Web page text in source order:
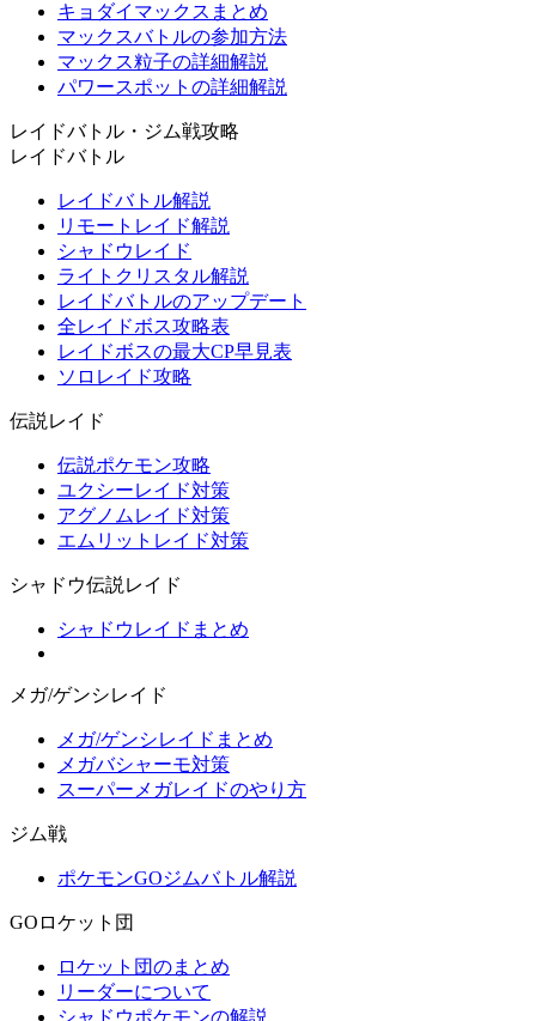
キョダイマックスまとめ
マックスバトルの参加方法
マックス粒子の詳細解説
パワースポットの詳細解説
レイドバトル・ジム戦攻略
レイドバトル
レイドバトル解説
リモートレイド解説
シャドウレイド
ライトクリスタル解説
レイドバトルのアップデート
全レイドボス攻略表
レイドボスの最大CP早見表
ソロレイド攻略
伝説レイド
伝説ポケモン攻略
ユクシーレイド対策
アグノムレイド対策
エムリットレイド対策
シャドウ伝説レイド
シャドウレイドまとめ
メガ/ゲンシレイド
メガ/ゲンシレイドまとめ
メガバシャーモ対策
スーパーメガレイドのやり方
ジム戦
ポケモンGOジムバトル解説
GOロケット団
ロケット団のまとめ
リーダーについて
シャドウポケモンの解説